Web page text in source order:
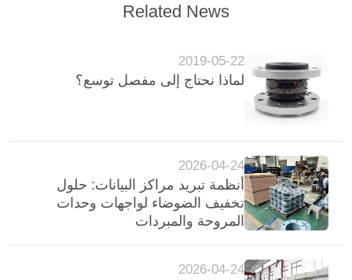
Related News
2019-05-22
لماذا نحتاج إلى مفصل توسع؟
2026-04-24
أنظمة تبريد مراكز البيانات: حلول
تخفيف الضوضاء لواجهات وحدات
المروحة والمبردات
2026-04-24